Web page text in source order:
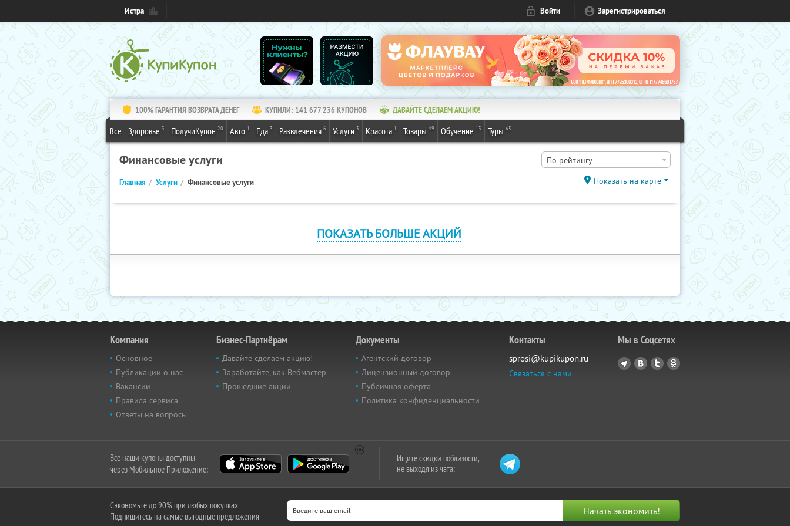
Истра Войти Зарегистрироваться
100% ГАРАНТИЯ ВОЗВРАТА ДЕНЕГ КУПИЛИ: 141 677 236 КУПОНОВ ДАВАЙТЕ СДЕЛАЕМ АКЦИЮ!
Все Здоровье 3 ПолучиКупон 20 Авто 1 Еда 3 Развлечения 6 Услуги 3 Красота 1 Товары 49 Обучение 13 Туры 65
Финансовые услуги По рейтингу
Главная Услуги Финансовые услуги Показать на карте
ПОКАЗАТЬ БОЛЬШЕ АКЦИЙ
Компания
Основное
Публикации о нас
Вакансии
Правила сервиса
Ответы на вопросы
Бизнес-Партнёрам
Давайте сделаем акцию!
Заработайте, как Вебмастер
Прошедшие акции
Документы
Агентский договор
Лицензионный договор
Публичная оферта
Политика конфиденциальности
Контакты
sprosi@kupikupon.ru
Связаться с нами
Мы в Соцсетях
Все наши купоны доступны
через Мобильное Приложение:
Ищите скидки поблизости,
не выходя из чата:
Сэкономьте до 90% при любых покупках
Подпишитесь на самые выгодные предложения